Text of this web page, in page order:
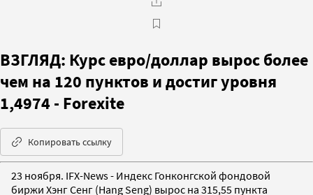
ВЗГЛЯД: Курс евро/доллар вырос более
чем на 120 пунктов и достиг уровня
1,4974 - Forexite
Копировать ссылку
23 ноября. IFX-News - Индекс Гонконгской фондовой
биржи Хэнг Сенг (Hang Seng) вырос на 315,55 пункта